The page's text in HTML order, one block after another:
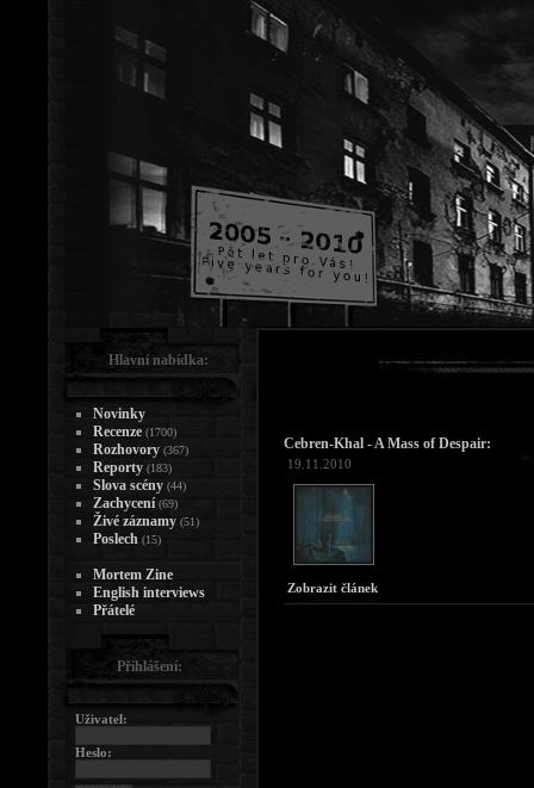
Cebren-Khal - A Mass of Despair:
19.11.2010
Zobrazit článek
Hlavní nabídka:
Novinky
Recenze (1700)
Rozhovory (367)
Reporty (183)
Slova scény (44)
Zachycení (69)
Živé záznamy (51)
Poslech (15)
Mortem Zine
English interviews
Přátelé
Přihlášení:
Uživatel:
Heslo: